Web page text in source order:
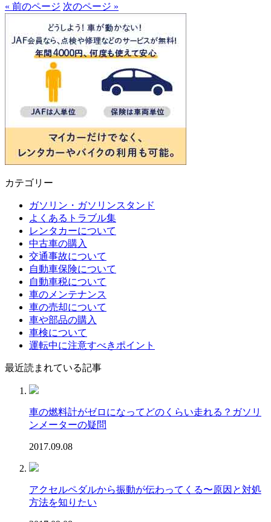
« 前のページ 次のページ »
カテゴリー
ガソリン・ガソリンスタンド
よくあるトラブル集
レンタカーについて
中古車の購入
交通事故について
自動車保険について
自動車税について
車のメンテナンス
車の売却について
車や部品の購入
車検について
運転中に注意すべきポイント
最近読まれている記事
車の燃料計がゼロになってどのくらい走れる？ガソリ
ンメーターの疑問
2017.09.08
アクセルペダルから振動が伝わってくる〜原因と対処
方法を知りたい